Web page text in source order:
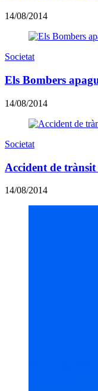
14/08/2014
Societat
Els Bombers
14/08/2014
Societat
Accident de
14/08/2014